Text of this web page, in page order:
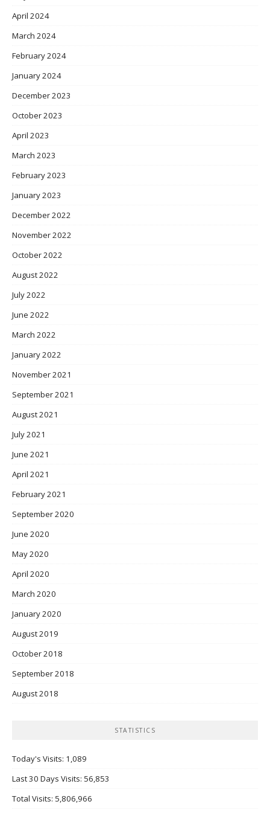
April 2024
March 2024
February 2024
January 2024
December 2023
October 2023
April 2023
March 2023
February 2023
January 2023
December 2022
November 2022
October 2022
August 2022
July 2022
June 2022
March 2022
January 2022
November 2021
September 2021
August 2021
July 2021
June 2021
April 2021
February 2021
September 2020
June 2020
May 2020
April 2020
March 2020
January 2020
August 2019
October 2018
September 2018
August 2018
STATISTICS
Today's Visits: 1,089
Last 30 Days Visits: 56,853
Total Visits: 5,806,966